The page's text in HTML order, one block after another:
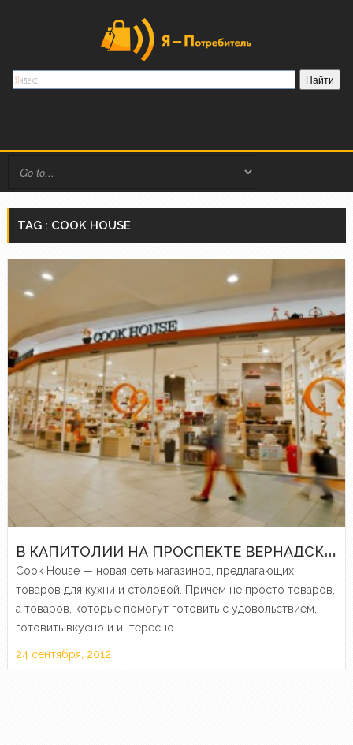
TAG : COOK HOUSE
В
КАПИТОЛИИ НА ПРОСПЕКТЕ ВЕРНАДСКОГО ОТКРЫЛСЯ ФЛАГМАНСКИЙ МАГАЗИН COOK HOUSE
Cook House — новая сеть магазинов, предлагающих
товаров для кухни и столовой. Причем не просто товаров,
а товаров, которые помогут готовить с удовольствием,
готовить вкусно и интересно.
24 сентября, 2012